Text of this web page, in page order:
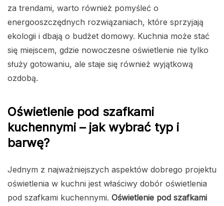
za trendami, warto również pomyśleć o
energooszczędnych rozwiązaniach, które sprzyjają
ekologii i dbają o budżet domowy. Kuchnia może stać
się miejscem, gdzie nowoczesne oświetlenie nie tylko
służy gotowaniu, ale staje się również wyjątkową
ozdobą.
Oświetlenie pod szafkami
kuchennymi – jak wybrać typ i
barwę?
Jednym z najważniejszych aspektów dobrego projektu
oświetlenia w kuchni jest właściwy dobór oświetlenia
pod szafkami kuchennymi. Oświetlenie pod szafkami